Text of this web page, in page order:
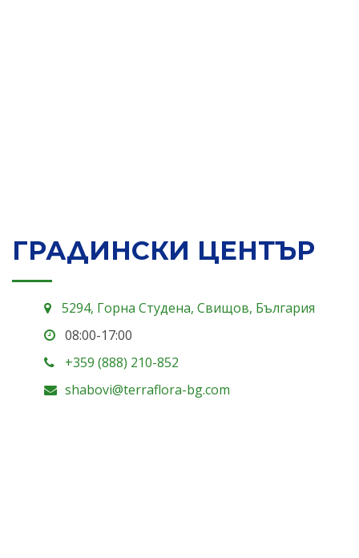
ГРАДИНСКИ ЦЕНТЪР
5294, Горна Студена, Свищов, България
08:00-17:00
+359 (888) 210-852
shabovi@terraflora-bg.com